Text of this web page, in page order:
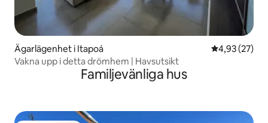
Ägarlägenhet i Itapoá 4,93 av 5 i
4,93 (27)
Vakna upp i detta drömhem | Havsutsikt
Familjevänliga hus